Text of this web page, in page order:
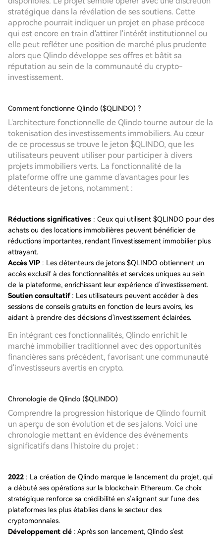
stratégique dans la révélation de ses soutiens. Cette
approche pourrait indiquer un projet en phase précoce
qui est encore en train d'attirer l'intérêt institutionnel ou
elle peut refléter une position de marché plus prudente
alors que Qlindo développe ses offres et bâtit sa
réputation au sein de la communauté du crypto-
investissement.
Comment fonctionne Qlindo ($QLINDO) ?
L'architecture fonctionnelle de Qlindo tourne autour de la
tokenisation des investissements immobiliers. Au cœur
de ce processus se trouve le jeton $QLINDO, que les
utilisateurs peuvent utiliser pour participer à divers
projets immobiliers verts. La fonctionnalité de la
plateforme offre une gamme d'avantages pour les
détenteurs de jetons, notamment :
Réductions significatives : Ceux qui utilisent $QLINDO pour des
achats ou des locations immobilières peuvent bénéficier de
réductions importantes, rendant l'investissement immobilier plus
attrayant.
Accès VIP : Les détenteurs de jetons $QLINDO obtiennent un
accès exclusif à des fonctionnalités et services uniques au sein
de la plateforme, enrichissant leur expérience d'investissement.
Soutien consultatif: Les utilisateurs peuvent accéder à des
sessions de conseils gratuits en fonction de leurs avoirs, les
aidant à prendre des décisions d'investissement éclairées.
En intégrant ces fonctionnalités, Qlindo enrichit le
marché immobilier traditionnel avec des opportunités
financières sans précédent, favorisant une communauté
d'investisseurs avertis en crypto.
Chronologie de Qlindo ($QLINDO)
Comprendre la progression historique de Qlindo fournit
un aperçu de son évolution et de ses jalons. Voici une
chronologie mettant en évidence des événements
significatifs dans l'histoire du projet :
2022 : La création de Qlindo marque le lancement du projet, qui
a débuté ses opérations sur la blockchain Ethereum. Ce choix
stratégique renforce sa crédibilité en s'alignant sur l'une des
plateformes les plus établies dans le secteur des
cryptomonnaies.
Développement clé : Après son lancement, Qlindo s'est